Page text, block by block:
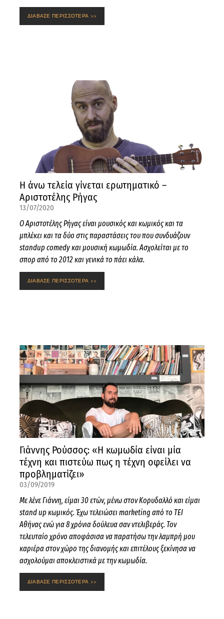
ΔΙΑΒΑΣΕ ΠΕΡΙΣΣΟΤΕΡΑ >>
Η άνω τελεία γίνεται ερωτηματικό –
Αριστοτέλης Ρήγας
13/07/2020
Ο Αριστοτέλης Ρήγας είναι μουσικός και κωμικός και τα
μπλέκει και τα δύο στις παραστάσεις του που συνδυάζουν
standup comedy και μουσική κωμωδία. Ασχολείται με το
σπορ από το 2012 και γενικά το πάει κάλα.
ΔΙΑΒΑΣΕ ΠΕΡΙΣΣΟΤΕΡΑ >>
Γιάννης Ρούσσος: «Η κωμωδία είναι μία
τέχνη και πιστεύω πως η τέχνη οφείλει να
προβληματίζει»
03/09/2019
Με λένε Γιάννη, είμαι 30 ετών, μένω στον Κορυδαλλό και είμαι
stand up κωμικός. Έχω τελειώσει marketing από το ΤΕΙ
Αθήνας ενώ για 8 χρόνια δούλευα σαν ντελιβεράς. Τον
τελευταίο χρόνο αποφάσισα να παρατήσω την λαμπρή μου
καριέρα στον χώρο της διανομής και επιτέλους ξεκίνησα να
ασχολούμαι αποκλειστικά με την κωμωδία.
ΔΙΑΒΑΣΕ ΠΕΡΙΣΣΟΤΕΡΑ >>